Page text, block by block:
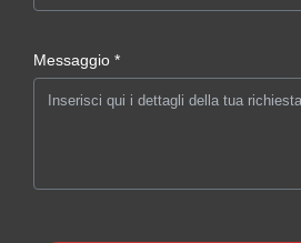
Messaggio *